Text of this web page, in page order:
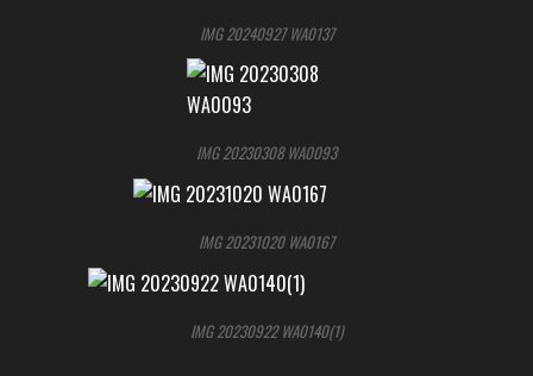
IMG 20240927 WA0137
IMG 20230308 WA0093
IMG 20231020 WA0167
IMG 20230922 WA0140(1)